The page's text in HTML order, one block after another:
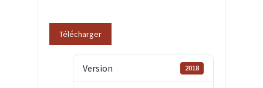
Télécharger
Version 2018